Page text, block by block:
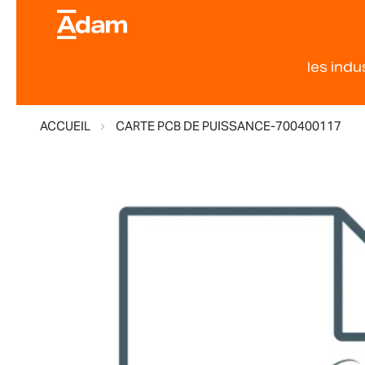
les
ACCUEIL CARTE PCB DE PUISSANCE-700400117